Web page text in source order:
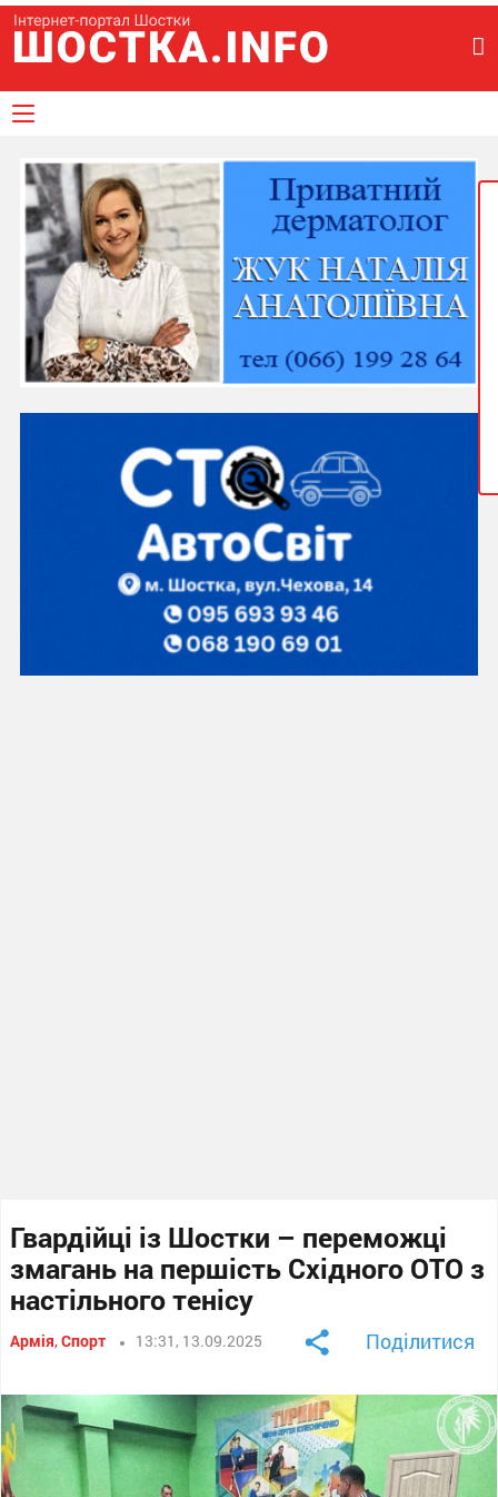
Гвардійці із Шостки – переможці
змагань на першість Східного ОТО з
настільного тенісу
Армія,Спорт 13:31, 13.09.2025 Поділитися